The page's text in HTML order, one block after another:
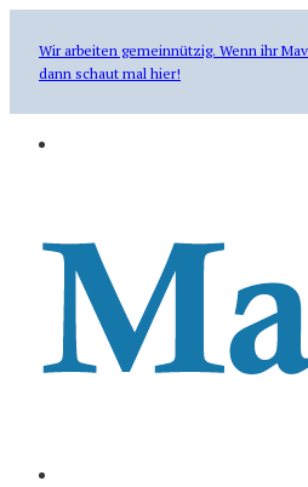
Wir arbeiten gemeinnützig. Wenn ihr
dann schaut mal hier!